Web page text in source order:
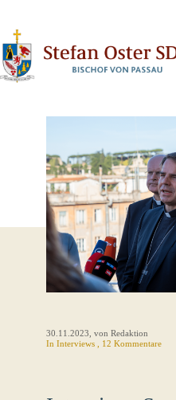
30.11.2023 , von Redaktion
InInterviews , 12 Kommentare